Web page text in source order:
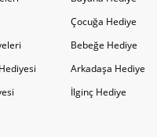
Çocuğa Hediye
Bebeğe Hediye
Arkadaşa Hediye
İlginç Hediye